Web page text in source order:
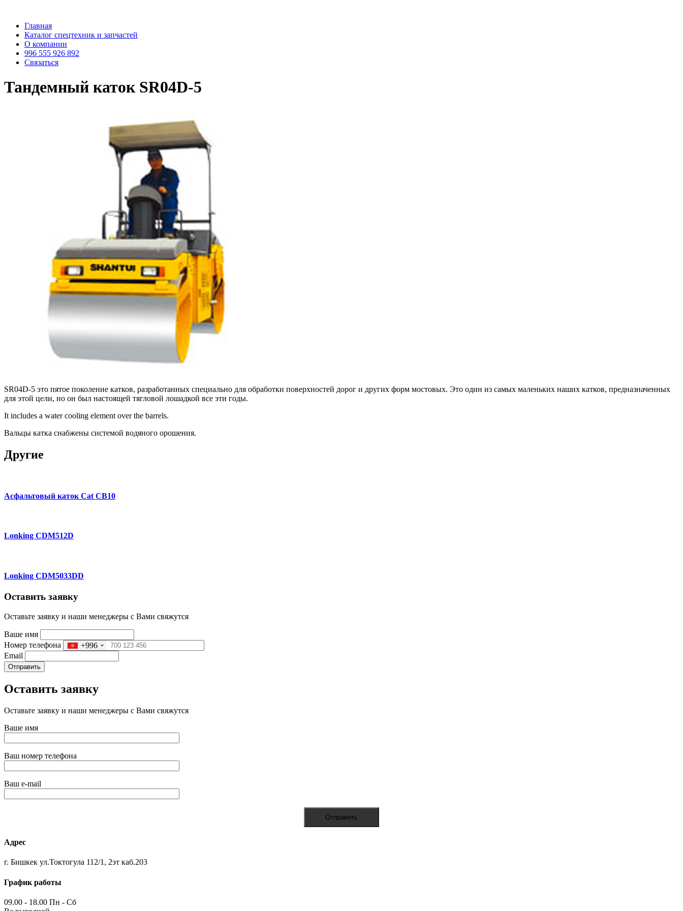
Главная
Каталог спецтехник и запчастей
О компании
996 555 926 892
Связаться
Тандемный каток SR04D-5
SR04D-5 это пятое поколение катков, разработанных специально для обработки поверхностей дорог и других форм мостовых. Это один из самых маленьких наших катков, предназначенных
для этой цели, но он был настоящей тягловой лошадкой все эти годы.
It includes a water cooling element over the barrels.
Вальцы катка снабжены системой водяного орошения.
Другие
Асфальтовый каток Cat CB10
Lonking CDM512D
Lonking CDM5033DD
Оставить заявку
Оставьте заявку и наши менеджеры с Вами свяжутся
Ваше имя
Номер телефона
+996
Email
Отправить
Оставить заявку
Оставьте заявку и наши менеджеры с Вами свяжутся
Ваше имя
Ваш номер телефона
Ваш e-mail
Адрес
г. Бишкек ул.Токтогула 112/1, 2эт каб.203
График работы
09.00 - 18.00 Пн - Сб